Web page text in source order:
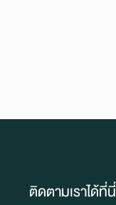
ติดตามเราได้ที่นี่